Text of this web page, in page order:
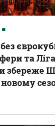
та Ліга
збереже